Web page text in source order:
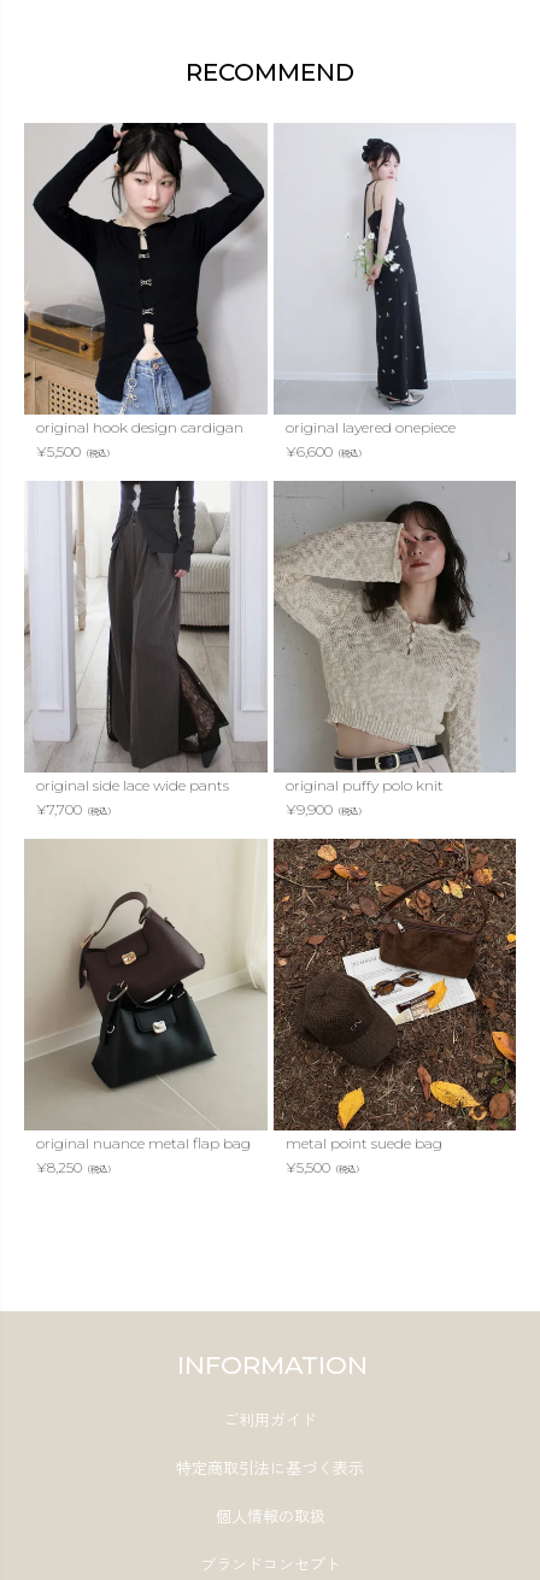
RECOMMEND
original hook design cardigan
¥5,500 （税込）
original layered onepiece
¥6,600（税込）
original side lace wide pants
¥7,700 （税込）
original puffy polo knit
¥9,900（税込）
original nuance metal flap bag
¥8,250 （税込）
metal point suede bag
¥5,500（税込）
INFORMATION
ご利用ガイド
特定商取引法に基づく表示
個人情報の取扱
ブランドコンセプト